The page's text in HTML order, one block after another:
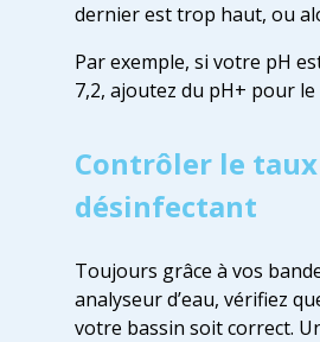
dernier est trop haut, ou
Par exemple, si votre pH
7,2, ajoutez du pH+ pour
Contrôler le
désinfectant
Toujours grâce à vos
analyseur d’eau, vérifiez
votre bassin soit correct.